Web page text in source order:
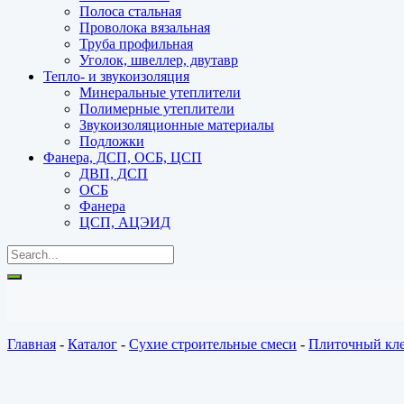
Полоса стальная
Проволока вязальная
Труба профильная
Уголок, швеллер, двутавр
Тепло- и звукоизоляция
Минеральные утеплители
Полимерные утеплители
Звукоизоляционные материалы
Подложки
Фанера, ДСП, ОСБ, ЦСП
ДВП, ДСП
ОСБ
Фанера
ЦСП, АЦЭИД
Главная - Каталог - Сухие строительные смеси - Плиточный